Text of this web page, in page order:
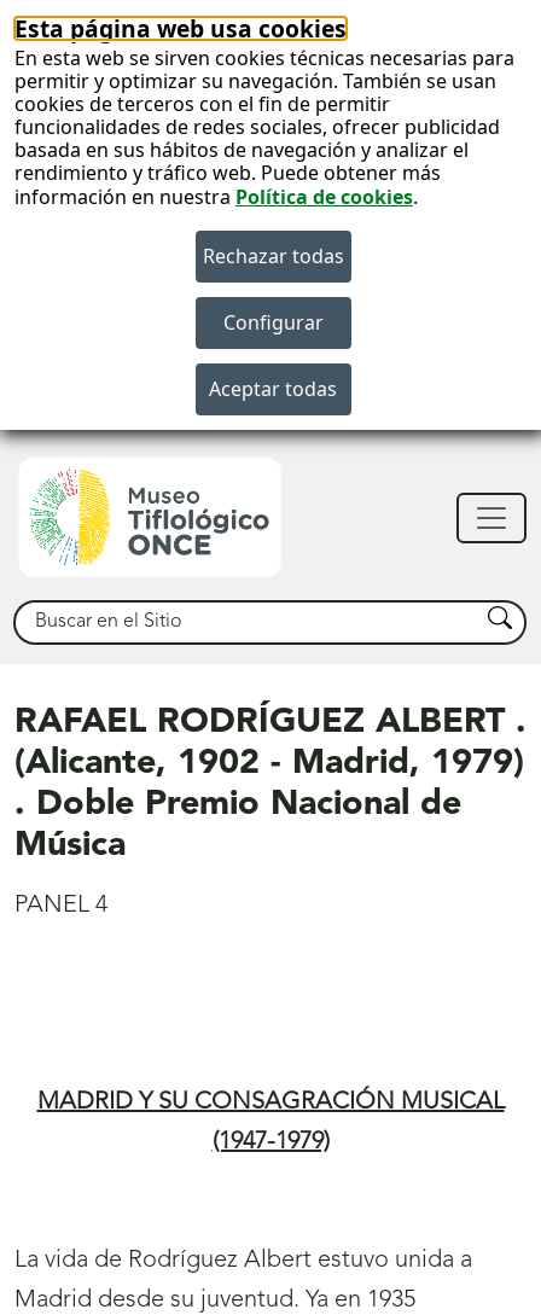
Esta página web usa cookies
En esta web se sirven cookies técnicas necesarias para
permitir y optimizar su navegación. También se usan
cookies de terceros con el fin de permitir
funcionalidades de redes sociales, ofrecer publicidad
basada en sus hábitos de navegación y analizar el
rendimiento y tráfico web. Puede obtener más
información en nuestra Política de cookies.
Buscar Buscar
RAFAEL RODRÍGUEZ ALBERT .
(Alicante, 1902 - Madrid, 1979)
. Doble Premio Nacional de
Música
PANEL 4
MADRID Y SU CONSAGRACIÓN MUSICAL
(1947-1979)
La vida de Rodríguez Albert estuvo unida a
Madrid desde su juventud. Ya en 1935